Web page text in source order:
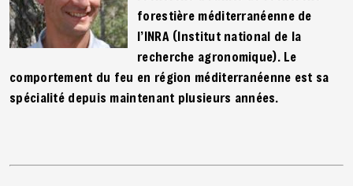
forestière méditerranéenne de
l’INRA (Institut national de la
recherche agronomique). Le
comportement du feu en région méditerranéenne est sa
spécialité depuis maintenant plusieurs années.